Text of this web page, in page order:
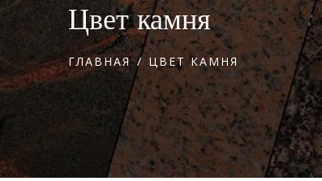
Цвет камня
ГЛАВНАЯ / ЦВЕТ КАМНЯ